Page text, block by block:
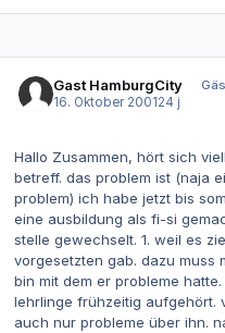
Gast HamburgCity
16. Oktober 2001 24 j
Hallo Zusammen, hört sich
betreff. das problem ist (naja
problem) ich habe jetzt bis
eine ausbildung als fi-si
stelle gewechselt. 1. weil es
vorgesetzten gab. dazu muss
bin mit dem er probleme
lehrlinge frühzeitig aufgehört.
auch nur probleme über ihn.